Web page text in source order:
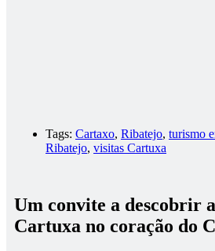
Tags: Cartaxo, Ribatejo, turismo
Ribatejo, visitas Cartuxa
Um convite a descobrir
Cartuxa no coração do